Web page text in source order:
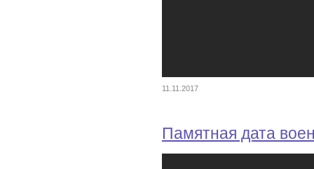
11.11.2017
Памятная дата